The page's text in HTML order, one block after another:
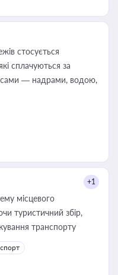
стосується
сплачуються за
— надрами, водою,
+1
місцевого
туристичний збір,
плату за земельні ділянки, за паркування транспорту